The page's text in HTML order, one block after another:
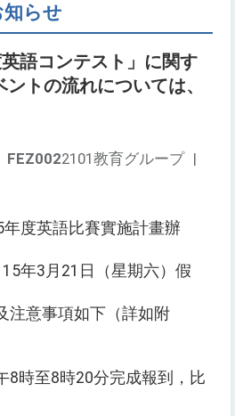
らせ
英語コンテスト」に関す
トの流れについては、
FEZ0022101教育グループ |
度英語比賽實施計畫辦
年3月21日（星期六）假
注意事項如下（詳如附
8時至8時20分完成報到，比